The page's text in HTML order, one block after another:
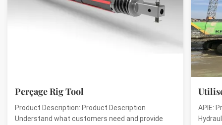
Perçage Rig Tool
Product Description: Product Description
Understand what customers need and provide
APIE: